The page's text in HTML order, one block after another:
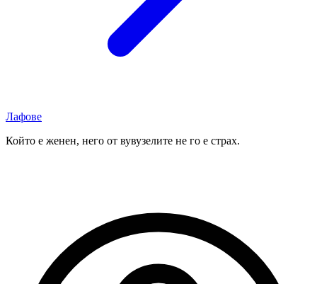
Лафове
Който е женен, него от вувузелите не го е страх.